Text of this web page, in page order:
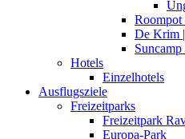
Roompot
De Krim
Hotels
Einzelhotels
Ausflugsziele
Freizeitparks
Freizeitpark
Europa-Park